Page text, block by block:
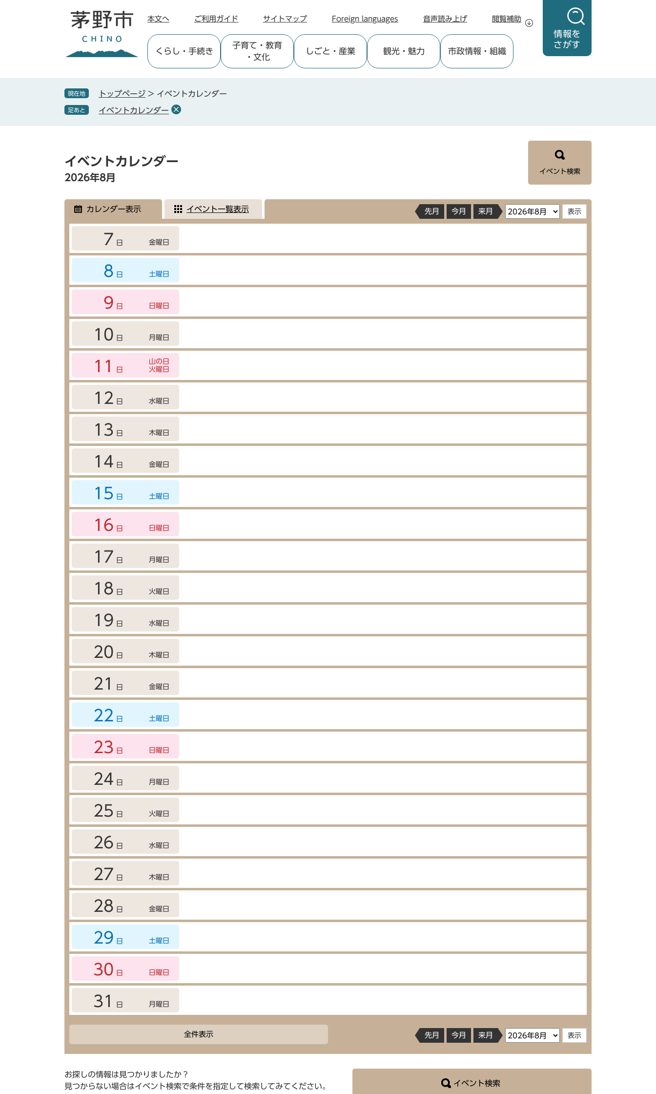
情報を
さがす
本文へ ご利用ガイド サイトマップ Foreign languages 音声読み上げ 閲覧補助
くらし ・手続き
子育て ・教育
・文化
しごと ・産業 観光・魅力 市政情報 ・組織
現在地 トップページ > イベントカレンダー
足あと イベントカレンダー
文
イベントカレンダー
イベント検索
2026年8月
カレンダー表示 イベント一覧表示 先月 今月 来月
7 日 金曜日
8 日 土曜日
9 日 日曜日
10 日 月曜日
11 日
山の日
火曜日
12 日 水曜日
13 日 木曜日
14 日 金曜日
15 日 土曜日
16 日 日曜日
17 日 月曜日
18 日 火曜日
19 日 水曜日
20 日 木曜日
21 日 金曜日
22 日 土曜日
23 日 日曜日
24 日 月曜日
25 日 火曜日
26 日 水曜日
27 日 木曜日
28 日 金曜日
29 日 土曜日
30 日 日曜日
31 日 月曜日
全件表示 先月 今月 来月
お探しの情報は見つかりましたか？
見つからない場合はイベント検索で条件を指定して検索してみてください。
イベント検索